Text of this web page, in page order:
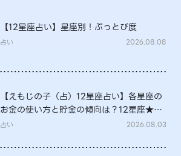
【12星座占い】星座別！ぶっとび度
占い 2026.08.08
【えもじの子（占）12星座占い】各星座の
お金の使い方と貯金の傾向は？12星座★徹
底解説
占い 2026.08.03